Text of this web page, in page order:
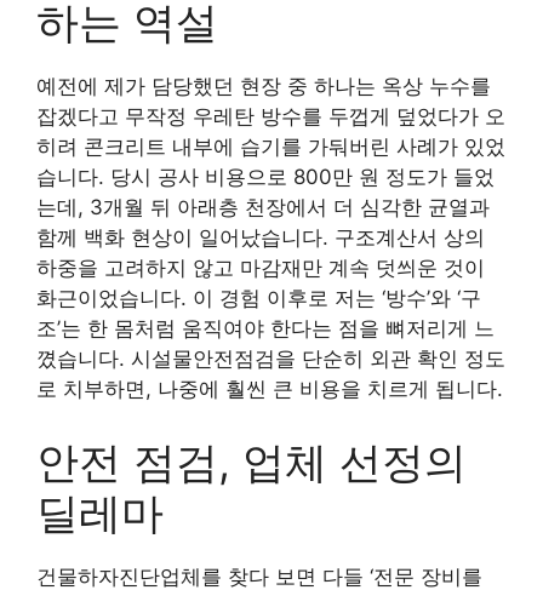
하는 역설
예전에 제가 담당했던 현장 중 하나는 옥상 누수를
잡겠다고 무작정 우레탄 방수를 두껍게 덮었다가 오
히려 콘크리트 내부에 습기를 가둬버린 사례가 있었
습니다. 당시 공사 비용으로 800만 원 정도가 들었
는데, 3개월 뒤 아래층 천장에서 더 심각한 균열과
함께 백화 현상이 일어났습니다. 구조계산서 상의
하중을 고려하지 않고 마감재만 계속 덧씌운 것이
화근이었습니다. 이 경험 이후로 저는 ‘방수’와 ‘구
조’는 한 몸처럼 움직여야 한다는 점을 뼈저리게 느
꼈습니다. 시설물안전점검을 단순히 외관 확인 정도
로 치부하면, 나중에 훨씬 큰 비용을 치르게 됩니다.
안전 점검, 업체 선정의
딜레마
건물하자진단업체를 찾다 보면 다들 ‘전문 장비를